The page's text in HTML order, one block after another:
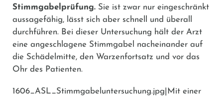
Stimmgabelprüfung. Sie ist zwar nur eingeschränkt
aussagefähig, lässt sich aber schnell und überall
durchführen. Bei dieser Untersuchung hält der Arzt
eine angeschlagene Stimmgabel nacheinander auf
die Schädelmitte, den Warzenfortsatz und vor das
Ohr des Patienten.
1606_ASL_Stimmgabeluntersuchung.jpg|Mit einer